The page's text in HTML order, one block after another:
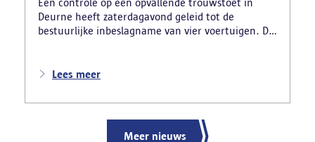
Een controle op een opvallende trouwstoet in
Deurne heeft zaterdagavond geleid tot de
bestuurlijke inbeslagname van vier voertuigen. De
nadat meerdere weggebruikers melding hadden
ernstige verkeershinder die dat als gevolg had.
Lees meer
Meer nieuws